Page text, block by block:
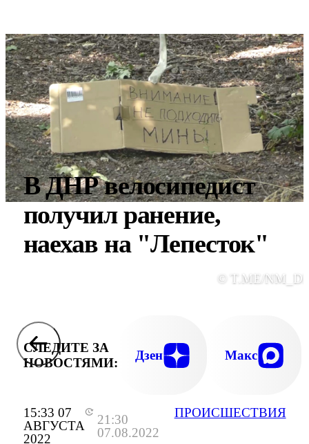
15:33 07
АВГУСТА
2022
21:30
07.08.2022
ПРОИСШЕСТВИЯ
В ДНР велосипедист
получил ранение,
наехав на "Лепесток"
© T.ME/
СЛЕДИТЕ ЗА
НОВОСТЯМИ:
Дзен Макс